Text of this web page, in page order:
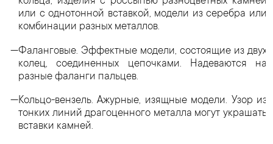
или с однотонной вставкой, модели из серебра или
комбинации разных металлов.
Фаланговые. Эффектные модели, состоящие из двух
колец, соединенных цепочками. Надеваются на
разные фаланги пальцев.
Кольцо-вензель. Ажурные, изящные модели. Узор из
тонких линий драгоценного металла могут украшать
вставки камней.